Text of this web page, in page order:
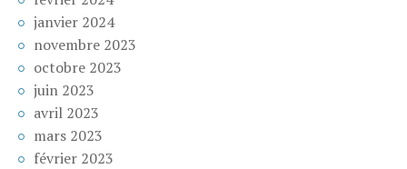
janvier 2024
novembre 2023
octobre 2023
juin 2023
avril 2023
mars 2023
février 2023